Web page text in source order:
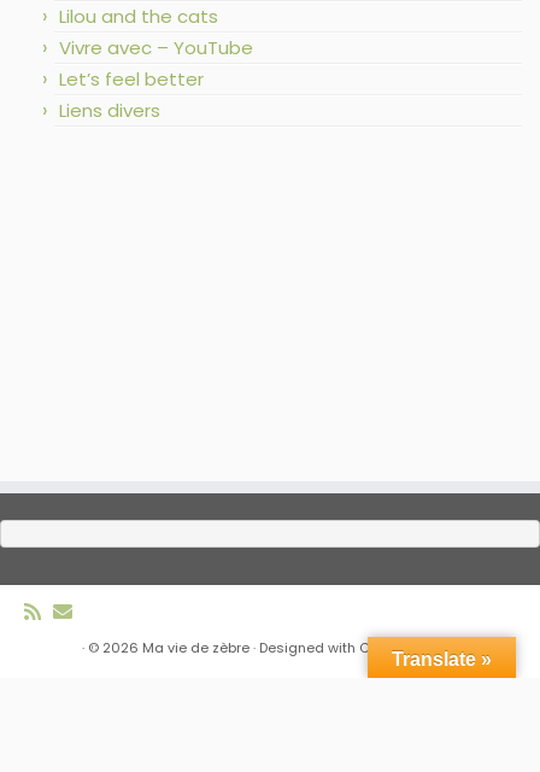
Lilou and the cats
Vivre avec – YouTube
Let’s feel better
Liens divers
· © 2026 Ma vie de zèbre· Designed with Customizr Pro
Translate »